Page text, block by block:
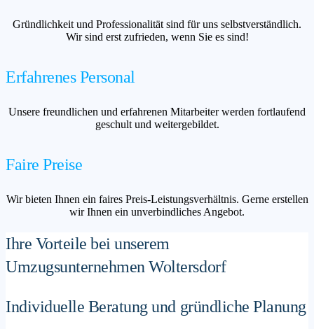
Gründlichkeit und Professionalität sind für uns selbstverständlich.
Wir sind erst zufrieden, wenn Sie es sind!
Erfahrenes Personal
Unsere freundlichen und erfahrenen Mitarbeiter werden fortlaufend
geschult und weitergebildet.
Faire Preise
Wir bieten Ihnen ein faires Preis-Leistungsverhältnis. Gerne erstellen
wir Ihnen ein unverbindliches Angebot.
Ihre Vorteile bei unserem
Umzugsunternehmen Woltersdorf
Individuelle Beratung und gründliche Planung